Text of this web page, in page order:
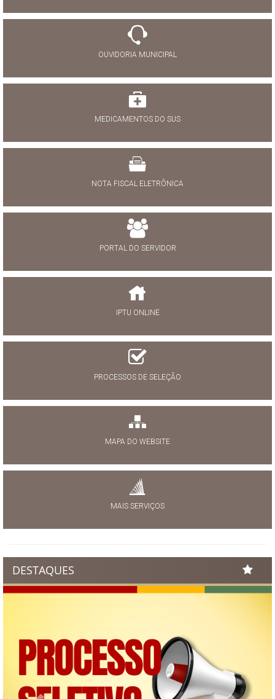
OUVIDORIA MUNICIPAL
MEDICAMENTOS DO SUS
NOTA FISCAL ELETRÔNICA
PORTAL DO SERVIDOR
IPTU ONLINE
PROCESSOS DE SELEÇÃO
MAPA DO WEBSITE
MAIS SERVIÇOS
DESTAQUES